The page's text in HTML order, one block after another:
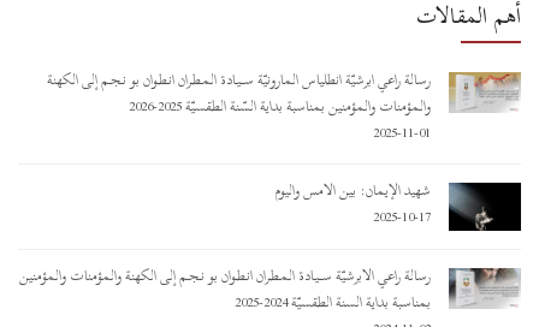
أهم المقالات
رسالة راعي أبرشيّة أنطلياس المارونيّة ســـيـادة المـطـران أنـطـوان بو نـجـم إلى الكهنة
والمؤمنات والمؤمنين بمناسبة بداية السّنة الطقسيّة 2025-2026
2025-11-01
شهيد الإيمان: بين الأمس واليوم
2025-10-17
رسالة راعي الأبرشيّة ســـيـادة المـطـران أنـطـوان بو نـجـم إلى الكهنة والمؤمنات والمؤمنين
بمناسبة بداية السنة الطقسيّة 2024-2025